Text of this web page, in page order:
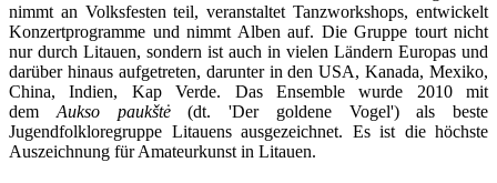
nimmt an Volksfesten teil, veranstaltet Tanzworkshops, entwickelt
Konzertprogramme und nimmt Alben auf. Die Gruppe tourt nicht
nur durch Litauen, sondern ist auch in vielen Ländern Europas und
darüber hinaus aufgetreten, darunter in den USA, Kanada, Mexiko,
China, Indien, Kap Verde. Das Ensemble wurde 2010 mit
dem Aukso paukštė(dt. 'Der goldene Vogel') als beste
Jugendfolkloregruppe Litauens ausgezeichnet. Es ist die höchste
Auszeichnung für Amateurkunst in Litauen.